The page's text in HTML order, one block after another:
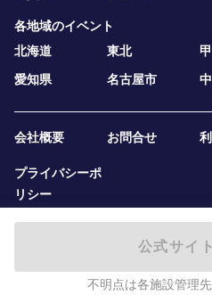
公式サイ
不明点は各施設管理
各地域のイベント
北海道
東北
愛知県
名古屋市
会社概要 お問合せ
プライバシーポ
リシー
2019 — 2026テニ